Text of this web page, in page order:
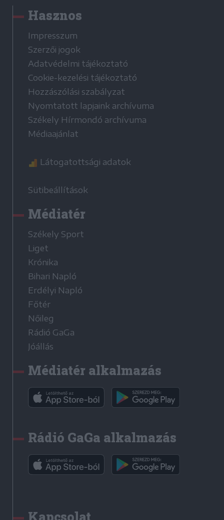
Hasznos
Impresszum
Szerzői jogok
Adatvédelmi tájékoztató
Cookie-kezelési tájékoztató
Hozzászólási szabályzat
Nyomtatott lapjaink archívuma
Székely Hírmondó archívuma
Médiaajánlat
Látogatottsági adatok
Sütibeállítások
Médiatér
Székely Sport
Liget
Krónika
Bihari Napló
Erdélyi Napló
Főtér
Nőileg
Rádió GaGa
Jóállás
Médiatér alkalmazás
Rádió GaGa alkalmazás